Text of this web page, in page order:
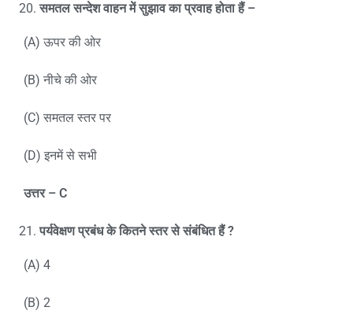
समतल सन्देश वाहन में सुझाव का प्रवाह होता हैं –
(A) ऊपर की ओर
(B) नीचे की ओर
(C) समतल स्तर पर
(D) इनमें से सभी
उत्तर– C
पर्यवेक्षण प्रबंध के कितने स्तर से संबंधित हैं ?
(A) 4
(B) 2